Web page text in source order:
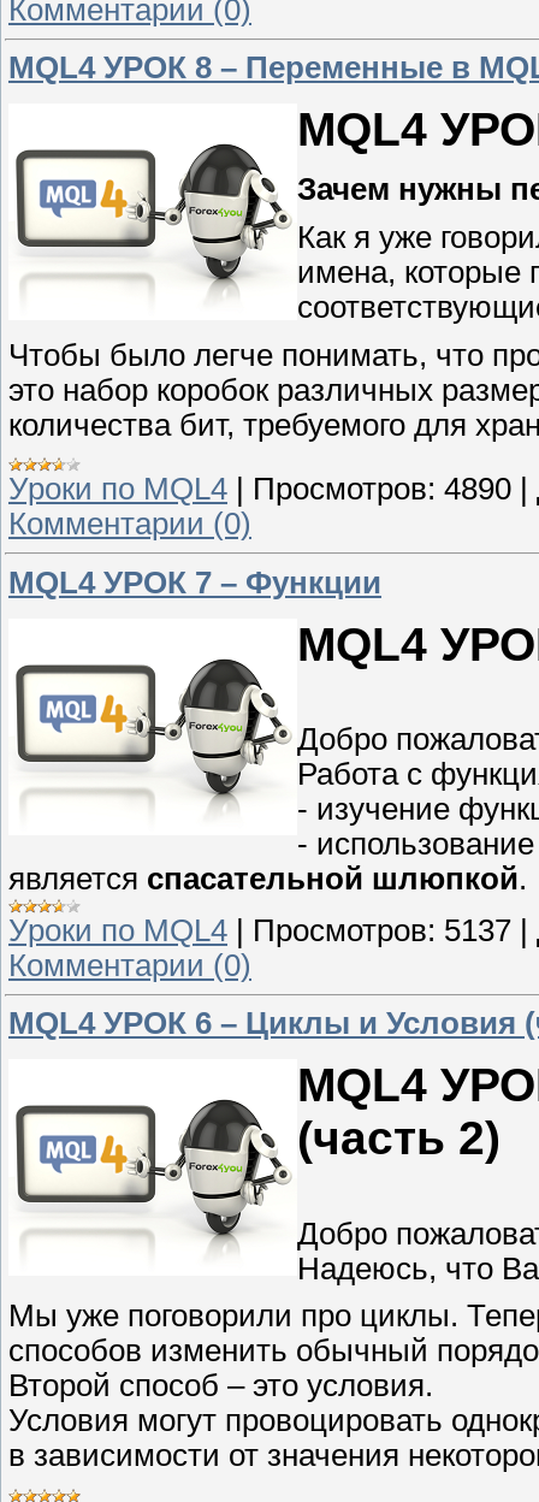
Комментарии (0)
MQL4 УРОК 8 – Переменные в
MQL4
Зачем нужны
Как я уже
имена, которые
Чтобы было легче понимать, что
это набор коробок различных
количества бит, требуемого для
Уроки по MQL4
Просмотров: 4890
Комментарии (0)
MQL4 УРОК 7 – Функции
MQL4
Добро
Работа с
- изучение
-
является спасательной шлюпкой.
Уроки по MQL4
Просмотров: 5137
Комментарии (0)
MQL4 УРОК 6 – Циклы и Условия
MQL4
(часть 2)
Добро
Надеюсь, что
Мы уже поговорили про циклы.
способов изменить обычный
Второй способ – это условия.
Условия могут провоцировать
в зависимости от значения